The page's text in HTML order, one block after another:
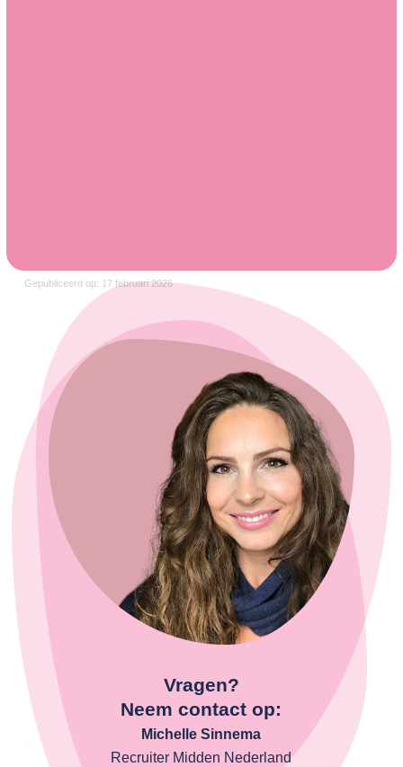
Gepubliceerd op: 17 februari 2026
Vragen?
Neem contact op:
Michelle Sinnema
Recruiter Midden Nederland